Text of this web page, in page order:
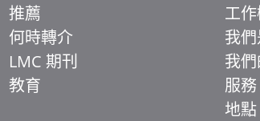
推薦
何時轉介
LMC 期刊
教育
工
我
我
服務
地點